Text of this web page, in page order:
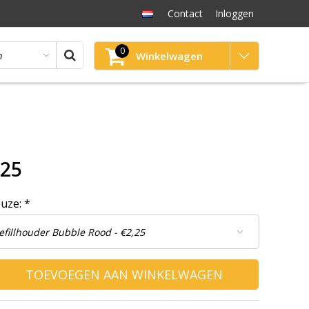
Contact Inloggen
0 Winkelwagen
*
TOEVOEGEN AAN WINKELWAGEN